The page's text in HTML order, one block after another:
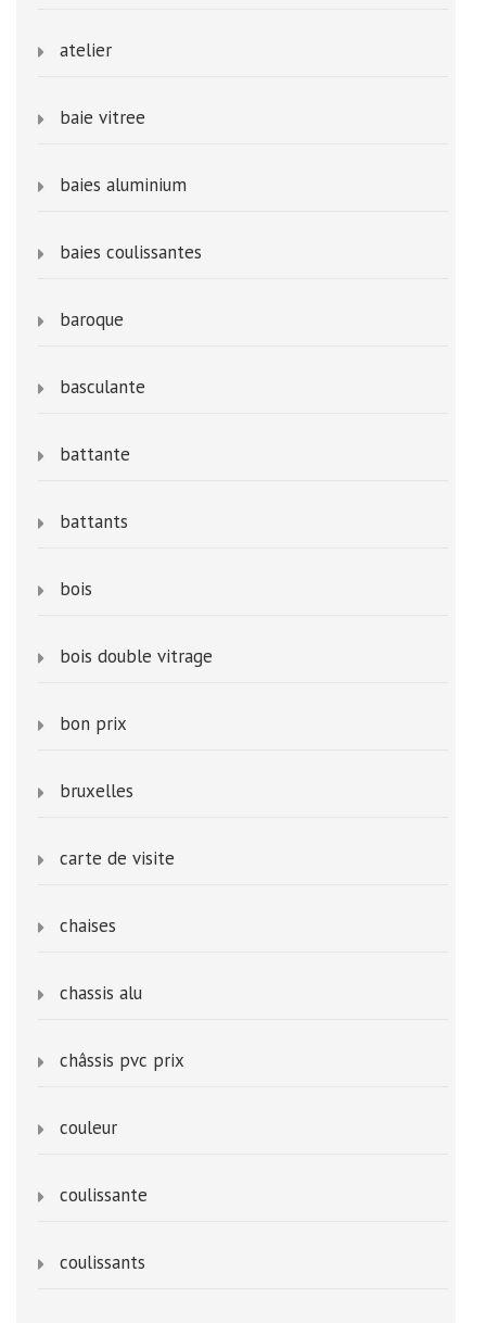
atelier
baie vitree
baies aluminium
baies coulissantes
baroque
basculante
battante
battants
bois
bois double vitrage
bon prix
bruxelles
carte de visite
chaises
chassis alu
châssis pvc prix
couleur
coulissante
coulissants